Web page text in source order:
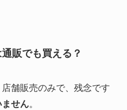
販でも買える？
舗販売のみで、残念です
せん。